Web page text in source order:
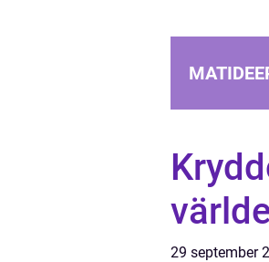
29 september